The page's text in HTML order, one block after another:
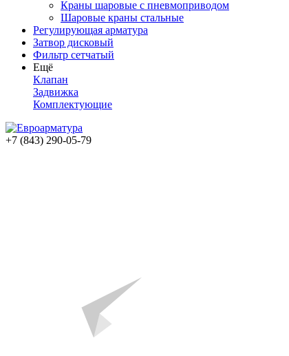
Краны шаровые с пневмоприводом
Шаровые краны стальные
Регулирующая арматура
Затвор дисковый
Фильтр сетчатый
Ещё
Клапан
Задвижка
Комплектующие
+7 (843) 290-05-79